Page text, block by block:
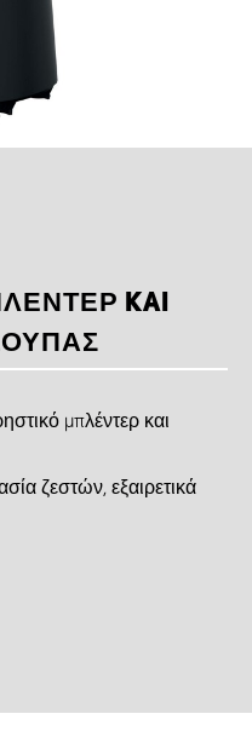
KAI
μπλέντερ και
ζεστών, εξαιρετικά